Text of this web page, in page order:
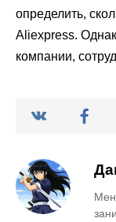
определить,
Aliexpress.
компании,